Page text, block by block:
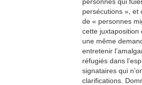
persécutions », et
de « personnes
cette juxtaposition
une même
entretenir
réfugiés dans
signataires qui
clarifications.